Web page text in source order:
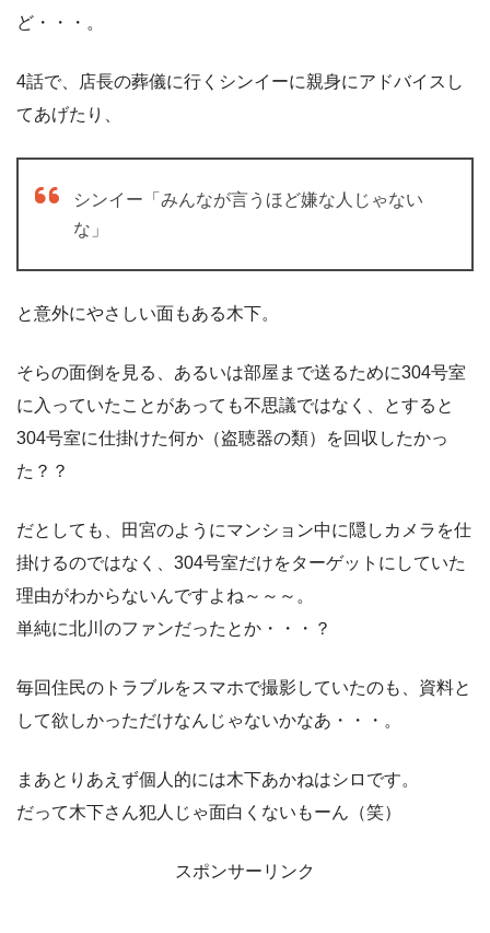
ど・・・。
4話で、店長の葬儀に行くシンイーに親身にアドバイスし
てあげたり、
シンイー「みんなが言うほど嫌な人じゃない
な」
と意外にやさしい面もある木下。
そらの面倒を見る、あるいは部屋まで送るために304号室
に入っていたことがあっても不思議ではなく、とすると
304号室に仕掛けた何か（盗聴器の類）を回収したかっ
た？？
だとしても、田宮のようにマンション中に隠しカメラを仕
掛けるのではなく、304号室だけをターゲットにしていた
理由がわからないんですよね～～～。
単純に北川のファンだったとか・・・？
毎回住民のトラブルをスマホで撮影していたのも、資料と
して欲しかっただけなんじゃないかなあ・・・。
まあとりあえず個人的には木下あかねはシロです。
だって木下さん犯人じゃ面白くないもーん（笑）
スポンサーリンク